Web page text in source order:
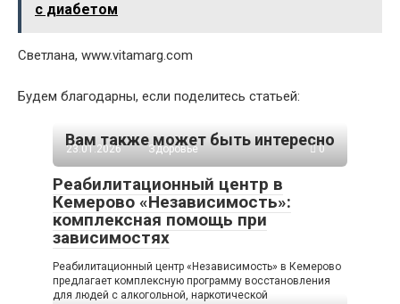
с диабетом
Светлана, www.vitamarg.com
Будем благодарны, если поделитесь статьей:
Вам также может быть интересно
23.01.2026 Здоровье 0
Реабилитационный центр в
Кемерово «Независимость»:
комплексная помощь при
зависимостях
Реабилитационный центр «Независимость» в Кемерово
предлагает комплексную программу восстановления
для людей с алкогольной, наркотической